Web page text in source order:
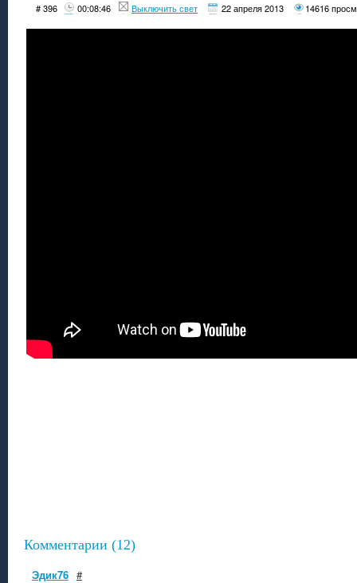
# 396 00:08:46 Выключить свет 22 апреля 2013 14616
Комментарии (12)
Эдик76 #